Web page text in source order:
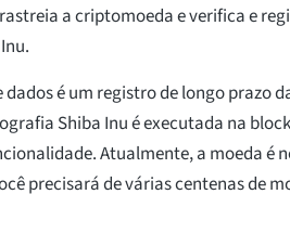
a criptomoeda e verifica e
é um registro de longo prazo
Shiba Inu é executada na
Atualmente, a moeda é
precisará de várias centenas de